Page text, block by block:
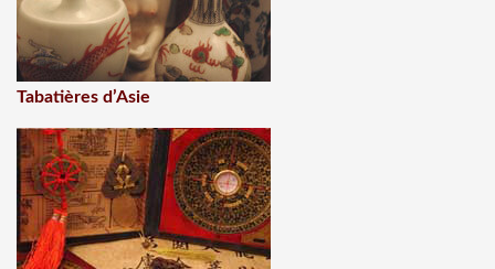
Tabatières d’Asie